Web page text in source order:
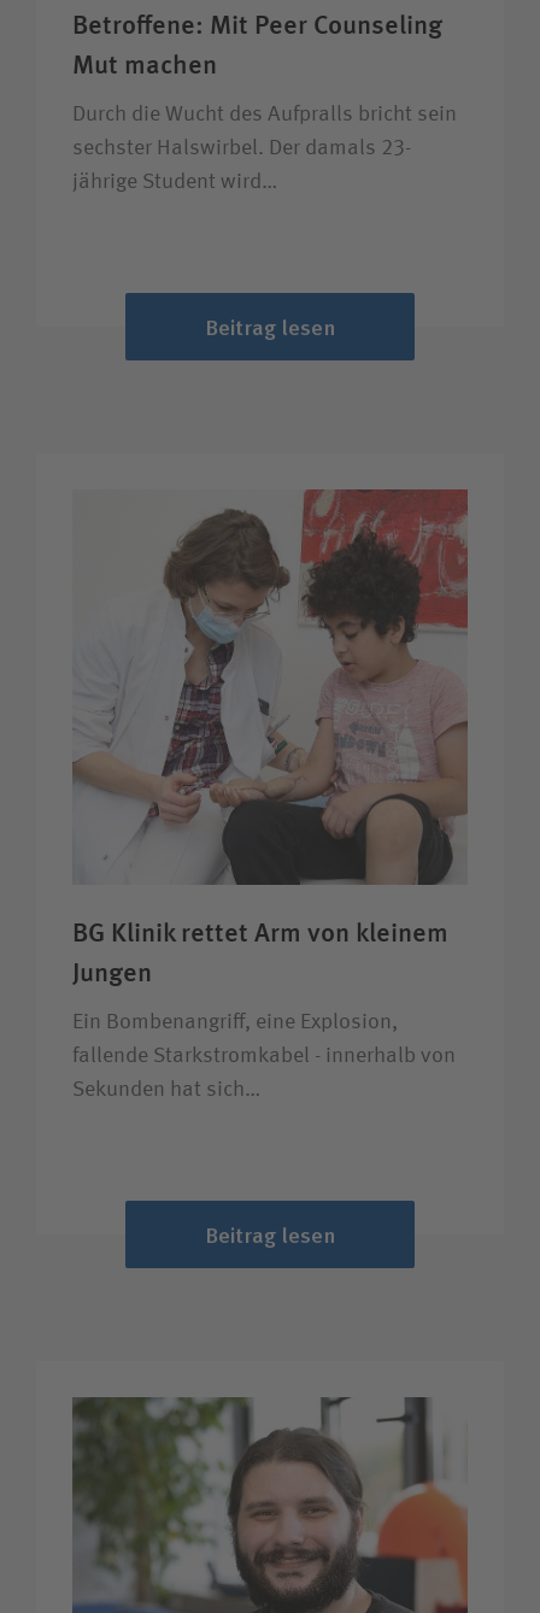
Betroffene: Mit Peer Counseling
Mut machen
Durch die Wucht des Aufpralls bricht sein
sechster Halswirbel. Der damals 23-
jährige Student wird…
Beitrag lesen
BG Klinik rettet Arm von kleinem
Jungen
Ein Bombenangriff, eine Explosion,
fallende Starkstromkabel - innerhalb von
Sekunden hat sich…
Beitrag lesen